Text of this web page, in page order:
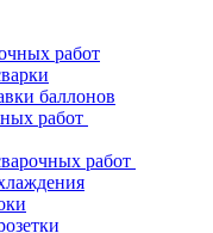
работ
баллонов
работ
работ